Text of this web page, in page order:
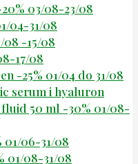
03/08-23/08
04-31/08
08 -15/08
17/08
-25% 01/04 do 31/08
serum i hyaluron
50 ml -30% 01/08-
01/06-31/08
01/08-31/08